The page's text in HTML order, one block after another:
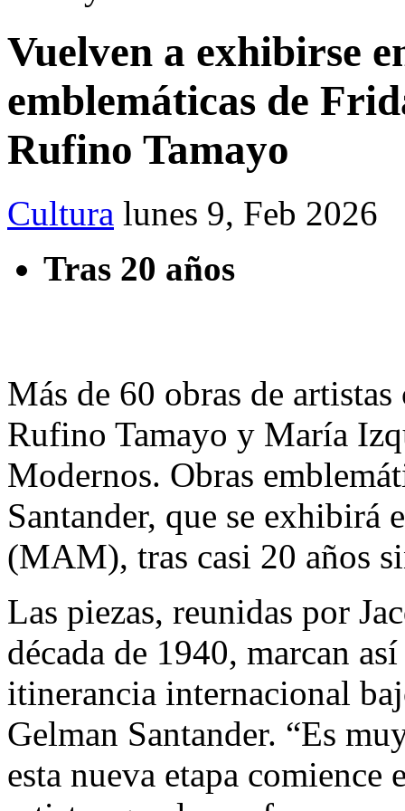
Vuelven a exhibirse
emblemáticas de
Rufino Tamayo
Cultura lunes 9, Feb 2026
Tras 20 años
Más de 60 obras de
Rufino Tamayo y María
Modernos. Obras
Santander, que se exhibirá
(MAM), tras casi 20 años
Las piezas, reunidas por
década de 1940, marcan
itinerancia internacional
Gelman Santander. “Es
esta nueva etapa